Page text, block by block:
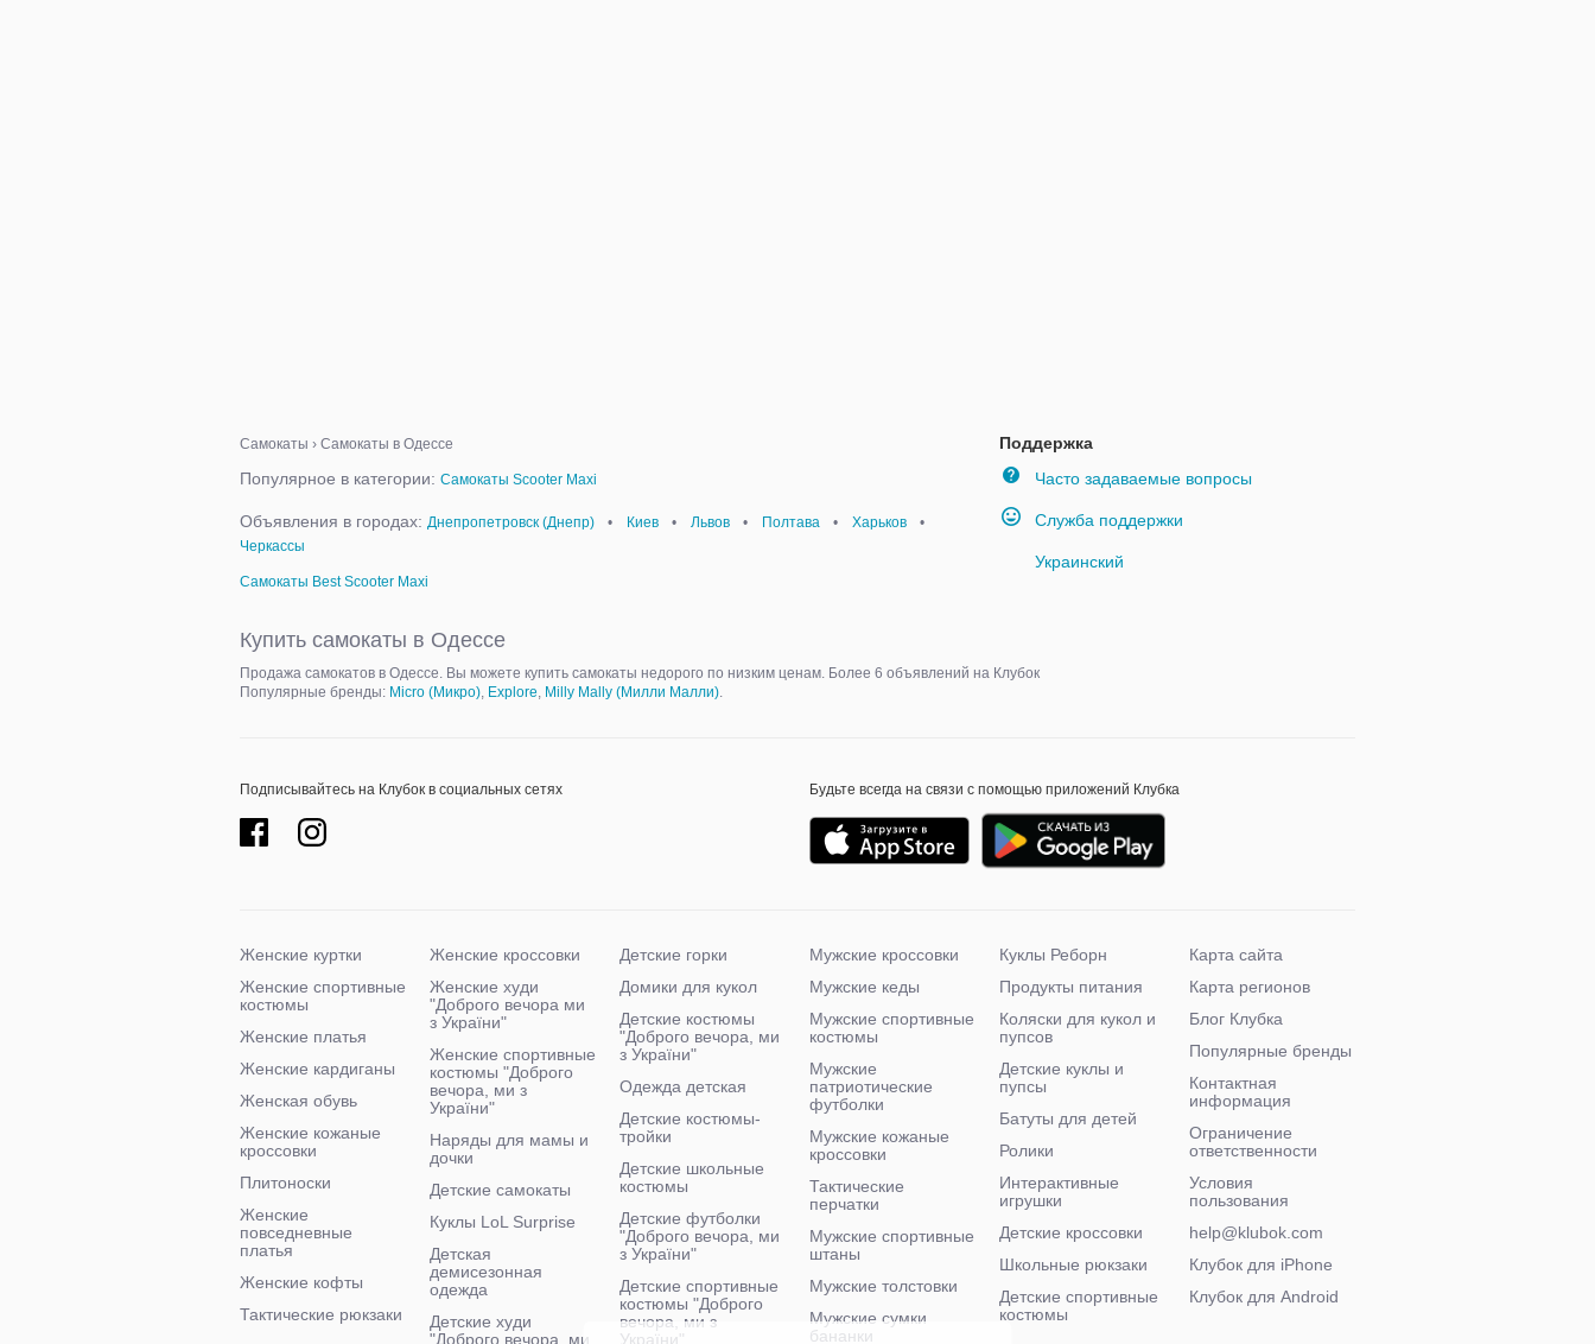
Поддержка
Часто задаваемые вопросы
Служба поддержки
Украинский
Самокаты › Самокаты в Одессе
Популярное в категории: Самокаты Scooter Maxi
Объявления в городах: Днепропетровск (Днепр) • Киев • Львов • Полтава • Харьков
•
Черкассы
Самокаты Best Scooter Maxi
Купить самокаты в Одессе
Продажа самокатов в Одессе. Вы можете купить самокаты недорого по низким ценам. Более 6 объявлений на Клубок
Популярные бренды: Micro (Микро), Explore, Milly Mally (Милли Малли).
Подписывайтесь на Клубок в социальных сетях Будьте всегда на связи с помощью приложений Клубка
Женские куртки
Женские спортивные
костюмы
Женские платья
Женские кардиганы
Женская обувь
Женские кожаные
кроссовки
Плитоноски
Женские
повседневные
платья
Женские кофты
Тактические рюкзаки
Женские кроссовки
Женские худи
"Доброго вечора ми
з України"
Женские спортивные
костюмы "Доброго
вечора, ми з
України"
Наряды для мамы и
дочки
Детские самокаты
Куклы LoL Surprise
Детская
демисезонная
одежда
Детские худи
"Доброго вечора, ми
Детские горки
Домики для кукол
Детские костюмы
"Доброго вечора, ми
з України"
Одежда детская
Детские костюмы-
тройки
Детские школьные
костюмы
Детские футболки
"Доброго вечора, ми
з України"
Детские спортивные
костюмы "Доброго
вечора, ми з
України"
Мужские кроссовки
Мужские кеды
Мужские спортивные
костюмы
Мужские
патриотические
футболки
Мужские кожаные
кроссовки
Тактические
перчатки
Мужские спортивные
штаны
Мужские толстовки
Мужские сумки
бананки
Куклы Реборн
Продукты питания
Коляски для кукол и
пупсов
Детские куклы и
пупсы
Батуты для детей
Ролики
Интерактивные
игрушки
Детские кроссовки
Школьные рюкзаки
Детские спортивные
костюмы
Карта сайта
Карта регионов
Блог Клубка
Популярные бренды
Контактная
информация
Ограничение
ответственности
Условия
пользования
help@klubok.com
Клубок для iPhone
Клубок для Android